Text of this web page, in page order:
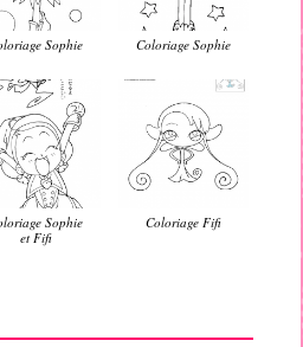
Sophie Coloriage Sophie
Sophie
et Fifi
Coloriage Fifi